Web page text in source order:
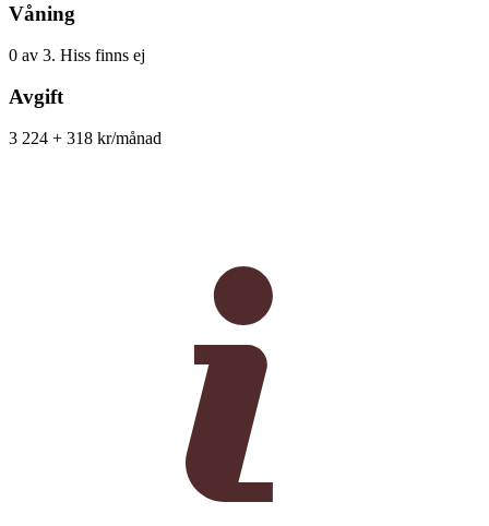
Våning
0 av 3. Hiss finns ej
Avgift
3 224 + 318 kr/månad